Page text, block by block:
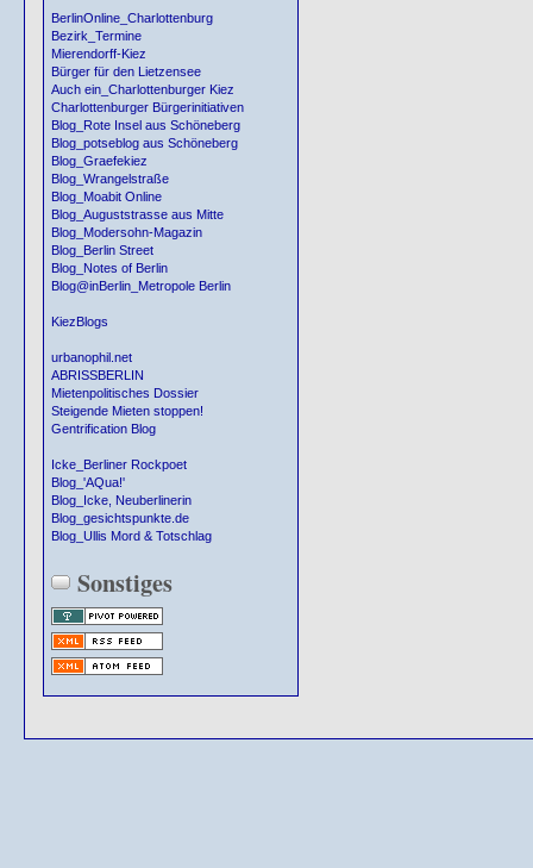
BerlinOnline_Charlottenburg
Bezirk_Termine
Mierendorff-Kiez
Bürger für den Lietzensee
Auch ein_Charlottenburger Kiez
Charlottenburger Bürgerinitiativen
Blog_Rote Insel aus Schöneberg
Blog_potseblog aus Schöneberg
Blog_Graefekiez
Blog_Wrangelstraße
Blog_Moabit Online
Blog_Auguststrasse aus Mitte
Blog_Modersohn-Magazin
Blog_Berlin Street
Blog_Notes of Berlin
Blog@inBerlin_Metropole Berlin
KiezBlogs
urbanophil.net
ABRISSBERLIN
Mietenpolitisches Dossier
Steigende Mieten stoppen!
Gentrification Blog
Icke_Berliner Rockpoet
Blog_'AQua!'
Blog_Icke, Neuberlinerin
Blog_gesichtspunkte.de
Blog_Ullis Mord & Totschlag
Sonstiges